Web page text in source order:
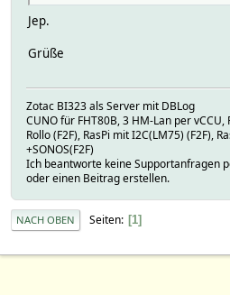
Jep.
Grüße
Zotac BI323 als Server mit DBLog
CUNO für FHT80B, 3 HM-Lan per
Rollo (F2F), RasPi mit I2C(LM75) (F2F),
+SONOS(F2F)
Ich beantworte keine Supportanfragen
oder einen Beitrag erstellen.
NACH OBEN Seiten 1